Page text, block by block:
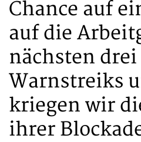
Chance auf
auf die
nächsten
Warnstreiks
kriegen wir
ihrer